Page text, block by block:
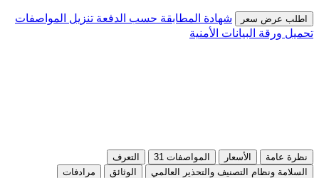
اطلب عرض سعر شهادة المطابقة حسب الدفعة تنزيل المواصفات
تحميل ورقة البيانات الأمنية
نظرة عامة الأسعار المواصفات 31
التعرف
السلامة ونظام التصنيف والتحذير العالمي
الوثائق
مرادفات